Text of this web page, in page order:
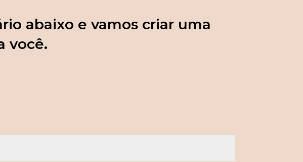
abaixo e vamos criar uma
você.